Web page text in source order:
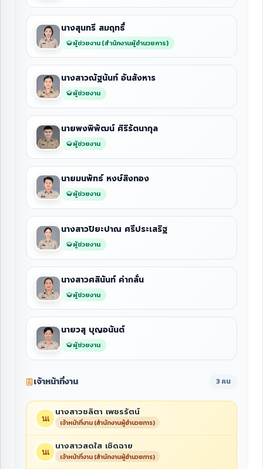
นางสุนทรี สมฤทธิ์
ผู้ช่วยงาน (สำนักงานผู้อำนวยการ)
นางสาวณัฐนันท์ อันสังหาร
ผู้ช่วยงาน
นายพงพิพัฒน์ ศิริรัตนากุล
ผู้ช่วยงาน
นายมนพัทธ์ หงษ์สิงทอง
ผู้ช่วยงาน
นางสาวปิยะปาณ ศรีประเสริฐ
ผู้ช่วยงาน
นางสาวศสินันท์ คำกลั่น
ผู้ช่วยงาน
นายวสุ บุญอนันต์
ผู้ช่วยงาน
เจ้าหน้าที่งาน 3 คน
นางสาวชลิตา เพชรรัตน์
เจ้าหน้าที่งาน (สำนักงานผู้อำนวยการ)
นางสาวสดใส เชิดฉาย
เจ้าหน้าที่งาน (สำนักงานผู้อำนวยการ)